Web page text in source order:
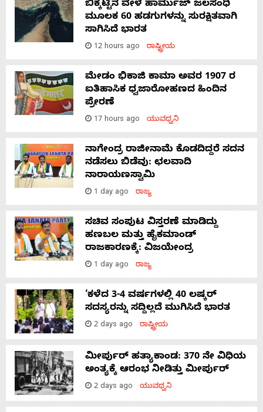
ಬಿಕ್ಕಟ್ಟಿನ ವೇಳೆ ಹಾರ್ಮುಜ್ ಜಲಸಂಧಿ
ಮೂಲಕ 60 ಹಡಗುಗಳನ್ನು ಸುರಕ್ಷಿತವಾಗಿ
ಸಾಗಿಸಿದೆ ಭಾರತ
12 hours ago ರಾಷ್ಟ್ರೀಯ
ಮೇಡಂ ಭಿಕಾಜಿ ಕಾಮಾ ಅವರ 1907 ರ
ಐತಿಹಾಸಿಕ ಧ್ವಜಾರೋಹಣದ ಹಿಂದಿನ
ಪ್ರೇರಣೆ
17 hours ago ಯುವಧ್ವನಿ
ನಾಗೇಂದ್ರ ರಾಜೀನಾಮೆ ಕೊಡದಿದ್ದರೆ ಸದನ
ನಡೆಸಲು ಬಿಡೆವು: ಛಲವಾದಿ
ನಾರಾಯಣಸ್ವಾಮಿ
1 day ago ರಾಜ್ಯ
ಸಚಿವ ಸಂಪುಟ ವಿಸ್ತರಣೆ ಮಾಡಿದ್ದು
ಹಣಬಲ ಮತ್ತು ಹೈಕಮಾಂಡ್
ರಾಜಕಾರಣಕ್ಕೆ: ವಿಜಯೇಂದ್ರ
1 day ago ರಾಜ್ಯ
‘ಕಳೆದ 3-4 ವರ್ಷಗಳಲ್ಲಿ 40 ಲಷ್ಕರ್
ಸದಸ್ಯರನ್ನು ಸದ್ದಿಲ್ಲದೆ ಮುಗಿಸಿದೆ ಭಾರತ
2 days ago ರಾಷ್ಟ್ರೀಯ
ಮೀರ್ಪುರ್ ಹತ್ಯಾಕಾಂಡ: 370 ನೇ ವಿಧಿಯ
ಅಂತ್ಯಕ್ಕೆ ಆರಂಭ ನೀಡಿತ್ತು ಮೀರ್ಪುರ್
2 days ago ಯುವಧ್ವನಿ